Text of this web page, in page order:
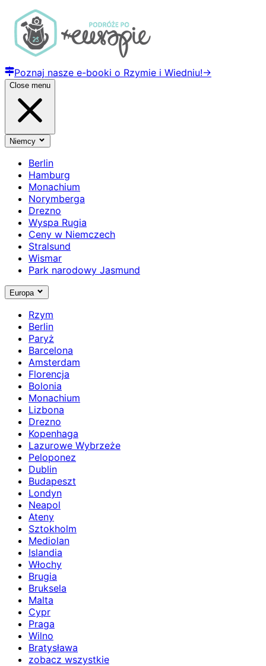
Poznaj nasze e-booki o Rzymie i Wiedniu!→
Close menu
Niemcy
Berlin
Hamburg
Monachium
Norymberga
Drezno
Wyspa Rugia
Ceny w Niemczech
Stralsund
Wismar
Park narodowy Jasmund
Europa
Rzym
Berlin
Paryż
Barcelona
Amsterdam
Florencja
Bolonia
Monachium
Lizbona
Drezno
Kopenhaga
Lazurowe Wybrzeże
Peloponez
Dublin
Budapeszt
Londyn
Neapol
Ateny
Sztokholm
Mediolan
Islandia
Włochy
Brugia
Bruksela
Malta
Cypr
Praga
Wilno
Bratysława
zobacz wszystkie